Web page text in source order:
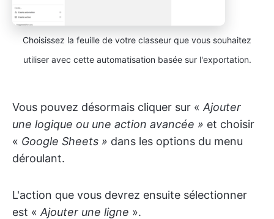
Choisissez la feuille de votre classeur que vous souhaitez
utiliser avec cette automatisation basée sur l'exportation.
Vous pouvez désormais cliquer sur « Ajouter
une logique ou une action avancée » et choisir
« Google Sheets » dans les options du menu
déroulant.
L'action que vous devrez ensuite sélectionner
est « Ajouter une ligne ».